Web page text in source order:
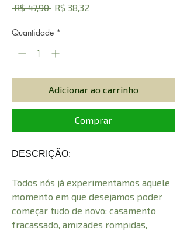
R$ 47,90 Preço
R$ 38,32
Quantidade *
Adicionar ao carrinho
Comprar
DESCRIÇÃO:
Todos nós já experimentamos aquele
momento em que desejamos poder
começar tudo de novo: casamento
fracassado, amizades rompidas,